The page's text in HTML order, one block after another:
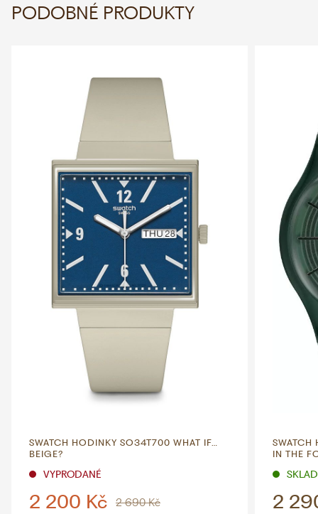
PODOBNÉ PRODUKTY
SWATCH HODINKY SO34T700 WHAT IF…
BEIGE?
VYPRODANÉ
2 200 Kč 2 690 Kč
SWATCH
IN THE
2